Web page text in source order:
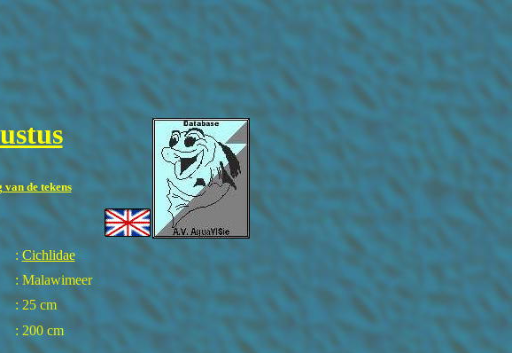
de tekens
: Cichlidae
: Malawimeer
: 25 cm
: 200 cm